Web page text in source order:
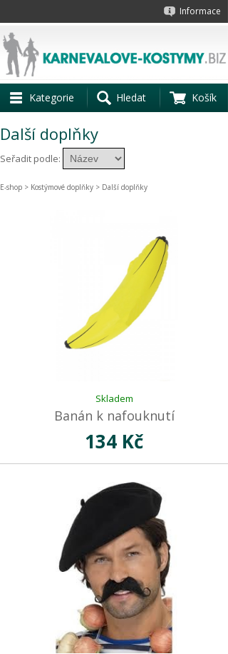
Informace
Kategorie Hledat Košík
Další doplňky
Seřadit podle:
E-shop > Kostýmové doplňky > Další doplňky
Skladem
Banán k nafouknutí
134 Kč